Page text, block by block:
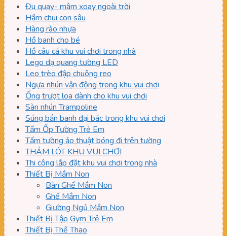
Đu quay- mâm xoay ngoài trời
Hầm chui con sâu
Hàng rào nhựa
Hồ banh cho bé
Hồ câu cá khu vui chơi trong nhà
Lego dạ quang tường LED
Leo trèo đập chuông reo
Ngựa nhún vận động trong khu vui chơi
Ống trượt loa dành cho khu vui chơi
Sàn nhún Trampoline
Súng bắn banh đại bác trong khu vui chơi
Tấm Ốp Tường Trẻ Em
Tấm tường ảo thuật bóng đi trên tường
THẢM LÓT KHU VUI CHƠI
Thi công lắp đặt khu vui chơi trong nhà
Thiết Bị Mầm Non
Bàn Ghế Mầm Non
Ghế Mầm Non
Giường Ngủ Mầm Non
Thiết Bị Tập Gym Trẻ Em
Thiết Bị Thể Thao